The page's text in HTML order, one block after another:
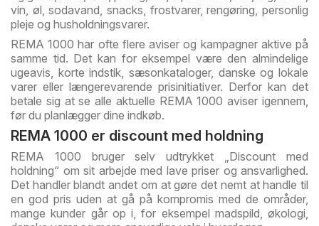
vin, øl, sodavand, snacks, frostvarer, rengøring, personlig
pleje og husholdningsvarer.
REMA 1000 har ofte flere aviser og kampagner aktive på
samme tid. Det kan for eksempel være den almindelige
ugeavis, korte indstik, sæsonkataloger, danske og lokale
varer eller længerevarende prisinitiativer. Derfor kan det
betale sig at se alle aktuelle REMA 1000 aviser igennem,
før du planlægger dine indkøb.
REMA 1000 er discount med holdning
REMA 1000 bruger selv udtrykket „Discount med
holdning“ om sit arbejde med lave priser og ansvarlighed.
Det handler blandt andet om at gøre det nemt at handle til
en god pris uden at gå på kompromis med de områder,
mange kunder går op i, for eksempel madspild, økologi,